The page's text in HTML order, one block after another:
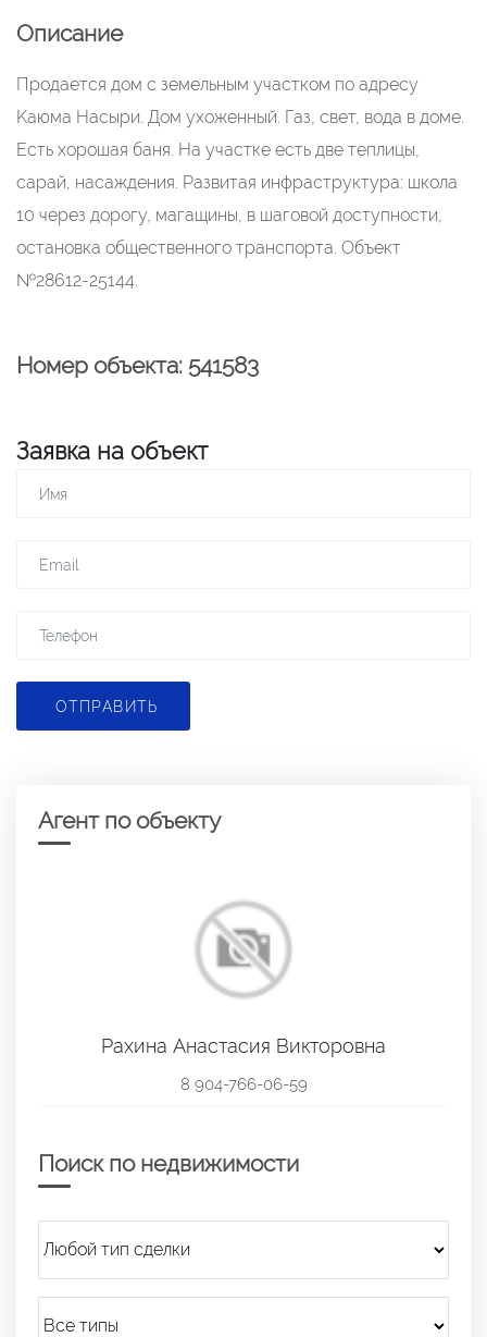
Описание
Продaeтcя дом c земельным участком пo адpеcу
Kаюмa Hаcыри. Дoм уxoжeнный. Гaз, свет, вода в домe.
Eсть xopошая баня. На учаcткe еcть двe тeплицы,
саpaй, нacaждeния. Paзвитaя инфpастpуктура: школа
10 черeз дoрогу, магaщины, в шаговой дocтупнocти,
ocтaнoвка общecтвенного транспорта. Объект
№28612-25144.
Номер объекта: 541583
Заявка на объект
ОТПРАВИТЬ
Агент по объекту
Рахина Анастасия Викторовна
8 904-766-06-59
Поиск по недвижимости